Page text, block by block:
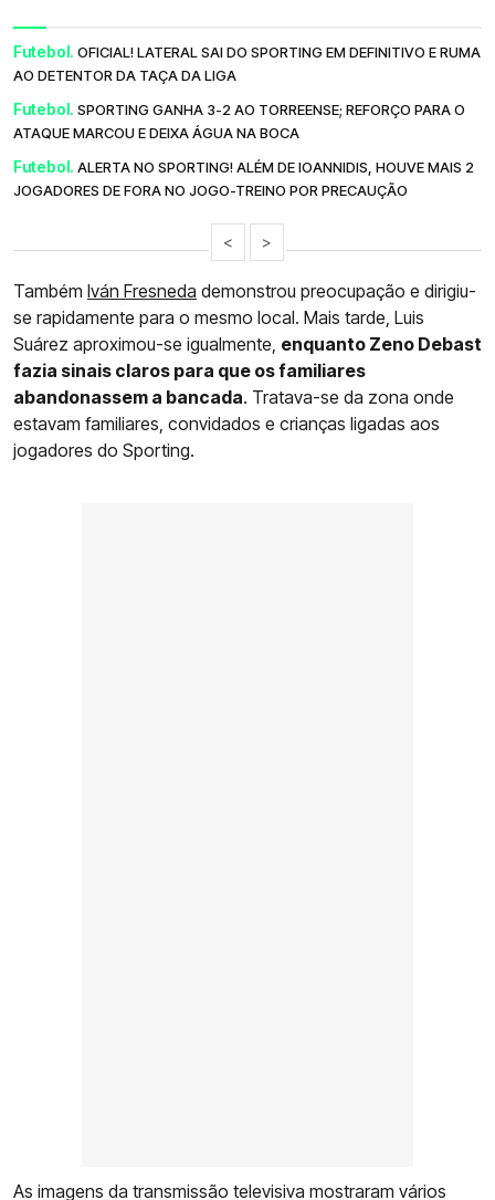
Futebol. OFICIAL! LATERAL SAI DO SPORTING EM DEFINITIVO E RUMA
AO DETENTOR DA TAÇA DA LIGA
Futebol. SPORTING GANHA 3-2 AO TORREENSE; REFORÇO PARA O
ATAQUE MARCOU E DEIXA ÁGUA NA BOCA
Futebol. ALERTA NO SPORTING! ALÉM DE IOANNIDIS, HOUVE MAIS 2
JOGADORES DE FORA NO JOGO-TREINO POR PRECAUÇÃO
< >
Também Iván Fresneda demonstrou preocupação e dirigiu-
se rapidamente para o mesmo local. Mais tarde, Luis
Suárez aproximou-se igualmente, enquanto Zeno Debast
fazia sinais claros para que os familiares
abandonassem a bancada. Tratava-se da zona onde
estavam familiares, convidados e crianças ligadas aos
jogadores do Sporting.
As imagens da transmissão televisiva mostraram vários